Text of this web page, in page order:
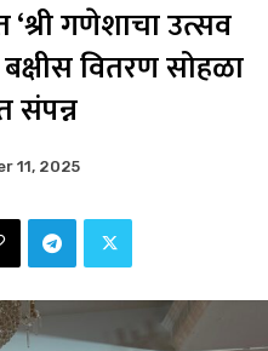
गणेशाचा उत्सव
वितरण सोहळा
संपन्न
11, 2025